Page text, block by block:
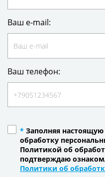
Ваш e-mail:
Ваш телефон:
* Заполняя
обработку
Политикой об
подтверждаю
Политики об